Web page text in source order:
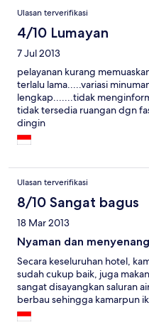
Ulasan terverifikasi
4/10 Lumayan
7 Jul 2013
pelayanan kurang
terlalu lama.....variasi
lengkap.......tidak
tidak tersedia ruangan dgn
dingin
Ulasan terverifikasi
8/10 Sangat bagus
18 Mar 2013
Nyaman dan
Secara keseluruhan hotel,
sudah cukup baik, juga
sangat disayangkan saluran
berbau sehingga kamarpun